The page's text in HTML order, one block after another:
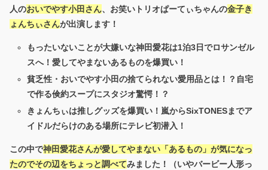
人のおいでやす小田さん、お笑いトリオぱーてぃちゃんの金子き
ょんちぃさんが出演します！
もったいないことが大嫌いな神田愛花は1泊3日でロサンゼル
スへ！愛してやまないあるものを爆買い！
貧乏性・おいでやす小田の捨てられない愛用品とは！？自宅
で作る倹約スープにスタジオ驚愕！？
きょんちぃは推しグッズを爆買い！嵐からSixTONESまでア
イドルだらけのある場所にテレビ初潜入！
この中で神田愛花さんが愛してやまない「あるもの」が気になっ
たのでその辺をちょっと調べてみました！（いやバービー人形っ